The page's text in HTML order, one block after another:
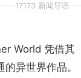
17173 新闻导语
World 凭借其
异世界作品。